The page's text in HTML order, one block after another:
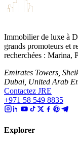
Immobilier de luxe à
grands promoteurs et
recherchées : Marina,
Emirates Towers,
Dubai, United Arab
Contactez JRE
+971 58 549 8835
Explorer